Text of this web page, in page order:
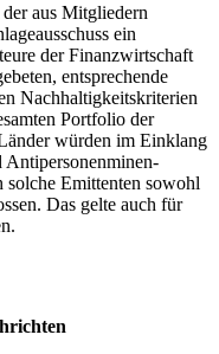
aus Mitgliedern
ein
der Finanzwirtschaft
entsprechende
Nachhaltigkeitskriterien
Portfolio der
würden im Einklang
Emittenten sowohl
Das gelte auch für